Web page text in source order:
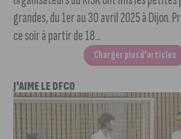
grandes, du 1er au 30 avril 2025 à Dijon.
ce soir à partir de 18...
Charger plus d’articles
J'AIME LE DFCO